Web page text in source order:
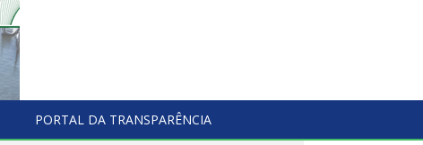
PORTAL DA TRANSPARÊNCIA